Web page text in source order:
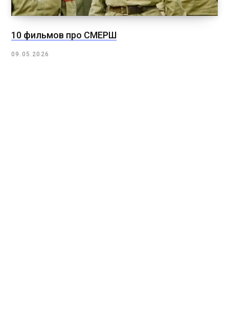
10 фильмов про СМЕРШ
09.05.2026